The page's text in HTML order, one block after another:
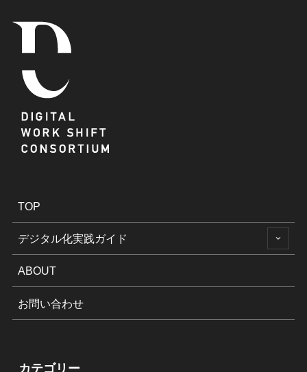
TOP
デジタル化実践ガイド
ABOUT
お問い合わせ
カテゴリー